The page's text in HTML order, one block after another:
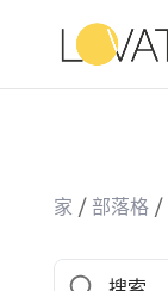
家 / 部落格/